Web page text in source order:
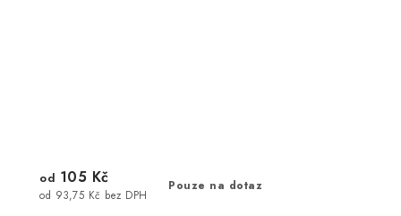
Pouze na dotaz
od 93,75 Kč bez DPH
od 105 Kč